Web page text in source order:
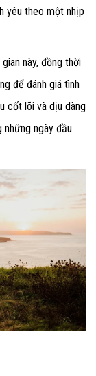
yêu theo một nhịp
này, đồng thời
để đánh giá tình
cốt lõi và dịu dàng
ngày đầu